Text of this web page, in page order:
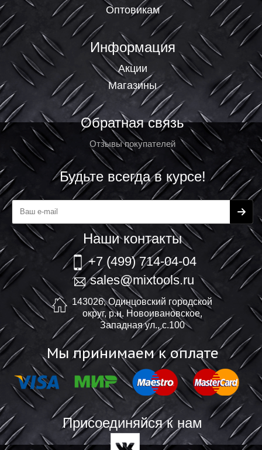
Оптовикам
Информация
Акции
Магазины
Обратная связь
Отзывы покупателей
Будьте всегда в курсе!
Наши контакты
+7 (499) 714-04-04
sales@mixtools.ru
143026, Одинцовский городской
округ, р.н. Новоивановское,
Западная ул., с.100
Мы принимаем к оплате
Присоединяйся к нам